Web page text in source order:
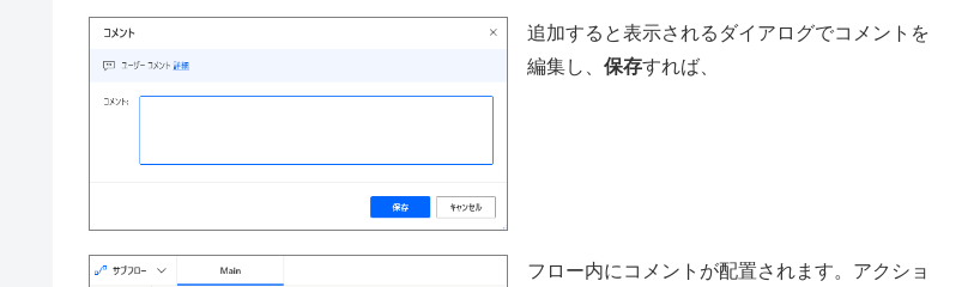
追加すると表示されるダイアログでコメントを
編集し、 保存すれば、
フロー内にコメントが配置されます。アクショ